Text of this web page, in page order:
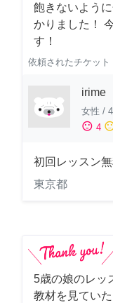
飽きないよう
かりました！
す！
依頼されたチケット
irime
女性 /
sentiment_satisfied 4
初回レッスン
東京都
5歳の娘のレッ
教材を見てい